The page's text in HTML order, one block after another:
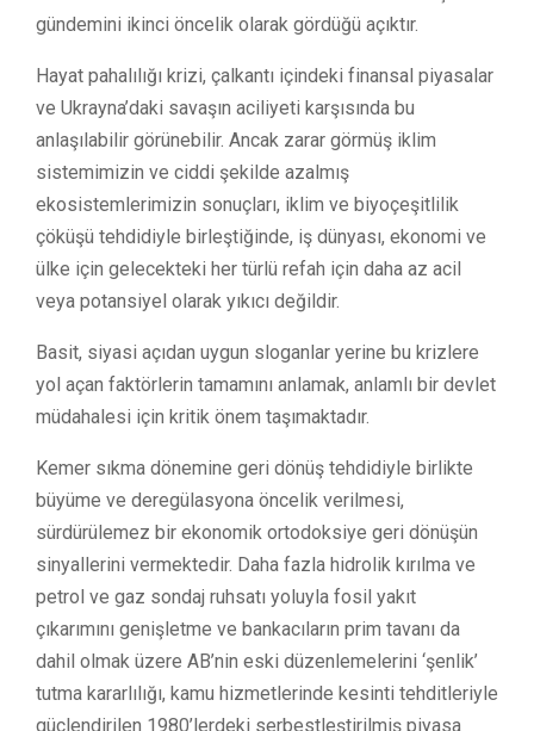
gündemini ikinci öncelik olarak gördüğü açıktır.
Hayat pahalılığı krizi, çalkantı içindeki finansal piyasalar
ve Ukrayna’daki savaşın aciliyeti karşısında bu
anlaşılabilir görünebilir. Ancak zarar görmüş iklim
sistemimizin ve ciddi şekilde azalmış
ekosistemlerimizin sonuçları, iklim ve biyoçeşitlilik
çöküşü tehdidiyle birleştiğinde, iş dünyası, ekonomi ve
ülke için gelecekteki her türlü refah için daha az acil
veya potansiyel olarak yıkıcı değildir.
Basit, siyasi açıdan uygun sloganlar yerine bu krizlere
yol açan faktörlerin tamamını anlamak, anlamlı bir devlet
müdahalesi için kritik önem taşımaktadır.
Kemer sıkma dönemine geri dönüş tehdidiyle birlikte
büyüme ve deregülasyona öncelik verilmesi,
sürdürülemez bir ekonomik ortodoksiye geri dönüşün
sinyallerini vermektedir. Daha fazla hidrolik kırılma ve
petrol ve gaz sondaj ruhsatı yoluyla fosil yakıt
çıkarımını genişletme ve bankacıların prim tavanı da
dahil olmak üzere AB’nin eski düzenlemelerini ‘şenlik’
tutma kararlılığı, kamu hizmetlerinde kesinti tehditleriyle
güçlendirilen 1980’lerdeki serbestleştirilmiş piyasa